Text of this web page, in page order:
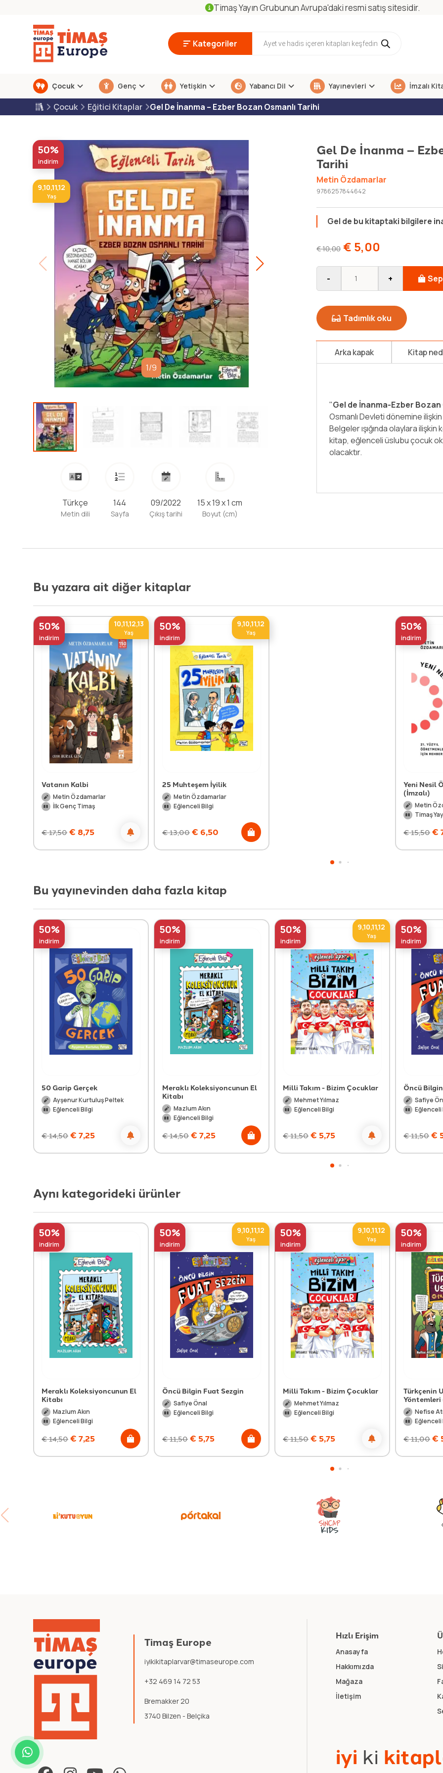
Timaş Yayın Grubunun Avrupa'daki resmi satış sitesidir.
Kategoriler
Çocuk Genç Yetişkin Yabancı Dil Yayınevleri İmzalı
Çocuk Eğitici Kitaplar Gel De İnanma – Ezber Bozan Osmanlı Tarihi
50%
indirim
9,10,11,12
Yaş
1/9
Türkçe
Metin dili
144
Sayfa
09/2022
Çıkış tarihi
15 x 19 x 1 cm
Boyut (cm)
Gel De İnanma –
Tarihi
Metin Özdamarlar
9786257844642
Gel de bu kitaptaki bilgilere
€10,00 € 5,00
- +
Tadımlık oku
Arka kapak Kitap
görmedim.” demiştir. Osmanlı
araştırmalar, yeni bilgi, belge
sağlamıştır. Buna rağmen bazı
Bu yazara ait diğer kitaplar
50%
indirim
10,11,12,13
Yaş
Vatanın Kalbi
Metin Özdamarlar
İlk Genç Timaş
€17,50 € 8,75
50%
indirim
9,10,11,12
Yaş
25 Muhteşem İyilik
Metin Özdamarlar
Eğlenceli Bilgi
€13,00 € 6,50
50%
indirim
Yeni Nesil
(İmzalı)
Metin
Timaş
€15,50 €
Bu yayınevinden daha fazla kitap
50%
indirim
50 Garip Gerçek
Ayşenur Kurtuluş Peltek
Eğlenceli Bilgi
€14,50 € 7,25
50%
indirim
Meraklı Koleksiyoncunun El
Kitabı
Mazlum Akın
Eğlenceli Bilgi
€14,50 € 7,25
50%
indirim
9,10,11,12
Yaş
Milli Takım - Bizim Çocuklar
Mehmet Yılmaz
Eğlenceli Bilgi
€11,50 € 5,75
50%
indirim
Öncü
Safiye
Eğlenceli
€11,50 €
Aynı kategorideki ürünler
50%
indirim
Meraklı Koleksiyoncunun El
Kitabı
Mazlum Akın
Eğlenceli Bilgi
€14,50 € 7,25
50%
indirim
9,10,11,12
Yaş
Öncü Bilgin Fuat Sezgin
Safiye Önal
Eğlenceli Bilgi
€11,50 € 5,75
50%
indirim
9,10,11,12
Yaş
Milli Takım - Bizim Çocuklar
Mehmet Yılmaz
Eğlenceli Bilgi
€11,50 € 5,75
50%
indirim
Türkçenin
Yöntemleri
Nefise
Eğlenceli
€11,00 €
Timaş Europe
iyikikitaplarvar@timaseurope.com
+32 469 14 72 53
Bremakker 20
3740 Bilzen - Belçika
Hızlı Erişim
Anasayfa
Hakkımızda
Mağaza
İletişim
iyi ki kitapl